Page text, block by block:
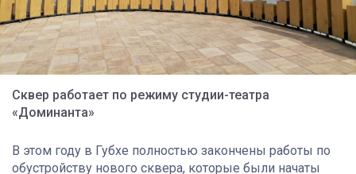
Сквер работает по режиму студии-театра
«Доминанта»
В этом году в Губхе полностью закончены работы по
обустройству нового сквера, которые были начаты